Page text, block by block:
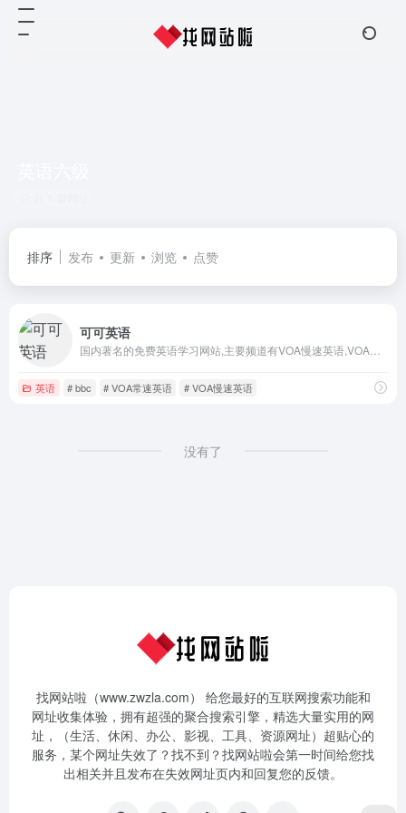
排序 发布 更新 浏览 点赞
可可英语
英语 # bbc # VOA常速英语 # VOA慢速英语
没有了
找网站啦（www.zwzla.com） 给您最好的互联网搜索功能和
网址收集体验，拥有超强的聚合搜索引擎，精选大量实用的网
址，（生活、休闲、办公、影视、工具、资源网址）超贴心的
服务，某个网址失效了？找不到？找网站啦会第一时间给您找
出相关并且发布在失效网址页内和回复您的反馈。